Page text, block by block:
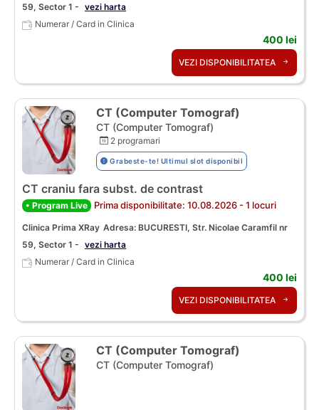
59, Sector 1 - vezi harta
Numerar / Card in Clinica
400 lei
VEZI DISPONIBILITATEA
CT (Computer Tomograf)
CT (Computer Tomograf)
2 programari
Grabeste-te! Ultimul slot disponibil
CT craniu fara subst. de contrast
• Program Live Prima disponibilitate: 10.08.2026 - 1 locuri
Clinica Prima XRay Adresa: BUCURESTI, Str. Nicolae Caramfil nr
59, Sector 1 - vezi harta
Numerar / Card in Clinica
400 lei
VEZI DISPONIBILITATEA
CT (Computer Tomograf)
CT (Computer Tomograf)